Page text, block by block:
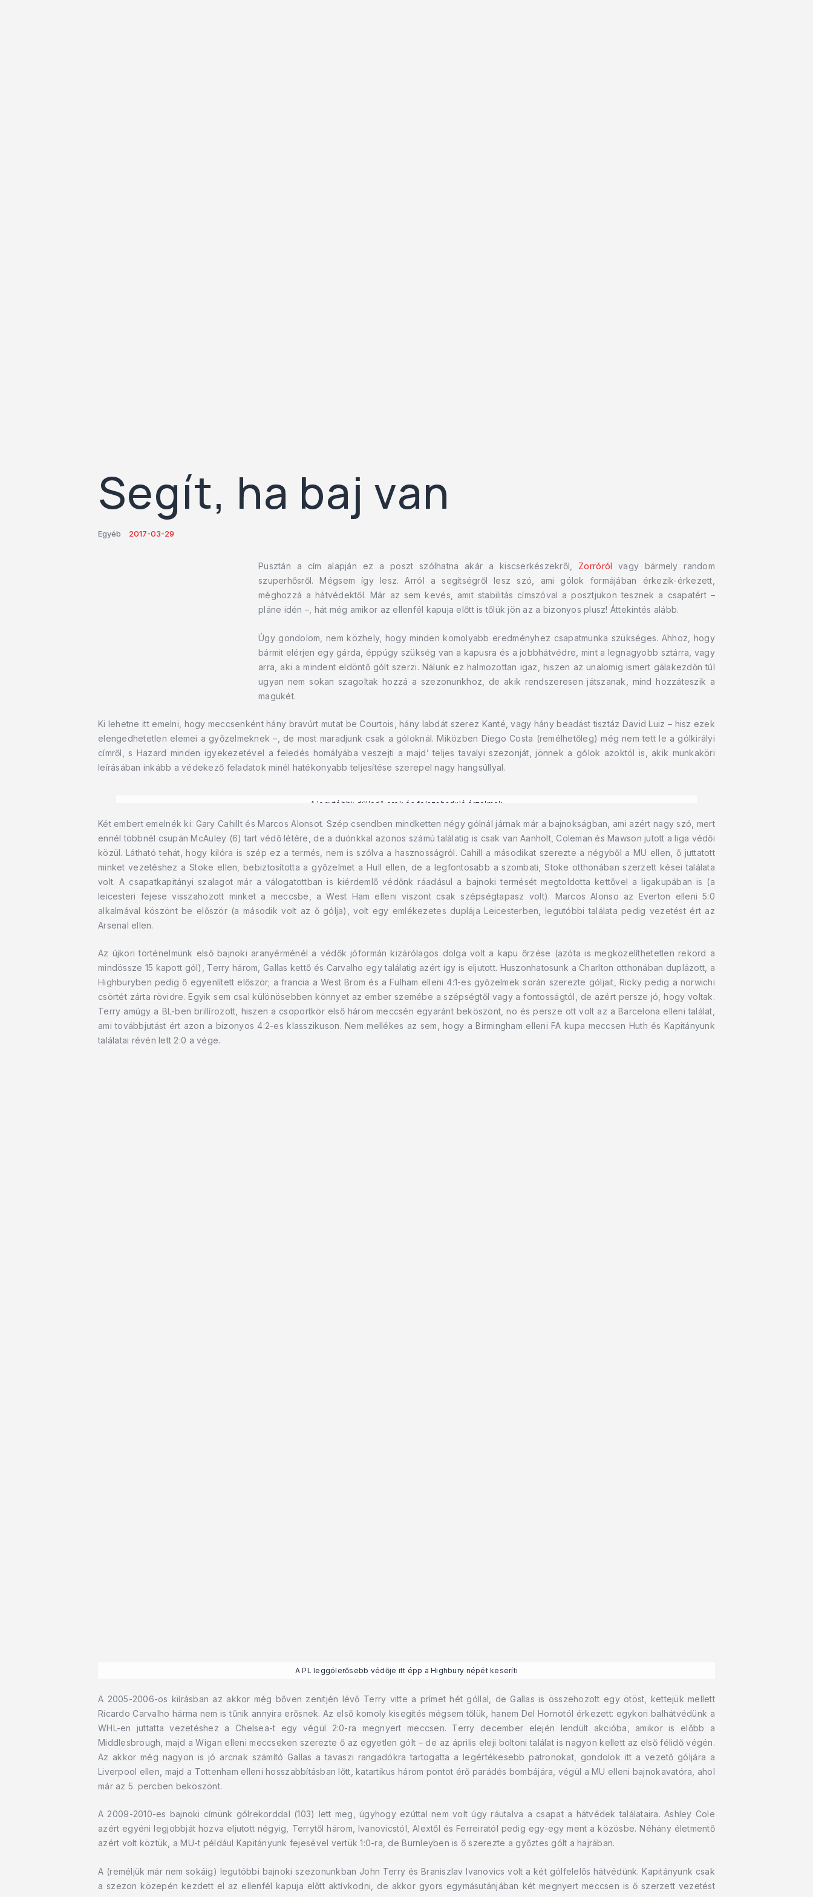
Segít, ha baj van
Egyéb 2017-03-29
Pusztán a cím alapján ez a poszt szólhatna akár a kiscserkészekről, Zorróról vagy bármely random
szuperhősről. Mégsem így lesz. Arról a segítségről lesz szó, ami gólok formájában érkezik-érkezett,
méghozzá a hátvédektől. Már az sem kevés, amit stabilitás címszóval a posztjukon tesznek a csapatért –
pláne idén –, hát még amikor az ellenfél kapuja előtt is tőlük jön az a bizonyos plusz! Áttekintés alább.
Úgy gondolom, nem közhely, hogy minden komolyabb eredményhez csapatmunka szükséges. Ahhoz, hogy
bármit elérjen egy gárda, éppúgy szükség van a kapusra és a jobbhátvédre, mint a legnagyobb sztárra, vagy
arra, aki a mindent eldöntő gólt szerzi. Nálunk ez halmozottan igaz, hiszen az unalomig ismert gálakezdőn túl
ugyan nem sokan szagoltak hozzá a szezonunkhoz, de akik rendszeresen játszanak, mind hozzáteszik a
magukét.
Ki lehetne itt emelni, hogy meccsenként hány bravúrt mutat be Courtois, hány labdát szerez Kanté, vagy hány beadást tisztáz David Luiz – hisz ezek
elengedhetetlen elemei a győzelmeknek –, de most maradjunk csak a góloknál. Miközben Diego Costa (remélhetőleg) még nem tett le a gólkirályi
címről, s Hazard minden igyekezetével a feledés homályába veszejti a majd’ teljes tavalyi szezonját, jönnek a gólok azoktól is, akik munkaköri
leírásában inkább a védekező feladatok minél hatékonyabb teljesítése szerepel nagy hangsúllyal.
A legutóbbi: dülledő erek és felszabaduló érzelmek
Két embert emelnék ki: Gary Cahillt és Marcos Alonsot. Szép csendben mindketten négy gólnál járnak már a bajnokságban, ami azért nagy szó, mert
ennél többnél csupán McAuley (6) tart védő létére, de a duónkkal azonos számú találatig is csak van Aanholt, Coleman és Mawson jutott a liga védői
közül. Látható tehát, hogy kilóra is szép ez a termés, nem is szólva a hasznosságról. Cahill a másodikat szerezte a négyből a MU ellen, ő juttatott
minket vezetéshez a Stoke ellen, bebiztosította a győzelmet a Hull ellen, de a legfontosabb a szombati, Stoke otthonában szerzett kései találata
volt. A csapatkapitányi szalagot már a válogatottban is kiérdemlő védőnk ráadásul a bajnoki termését megtoldotta kettővel a ligakupában is (a
leicesteri fejese visszahozott minket a meccsbe, a West Ham elleni viszont csak szépségtapasz volt). Marcos Alonso az Everton elleni 5:0
alkalmával köszönt be először (a második volt az ő gólja), volt egy emlékezetes duplája Leicesterben, legutóbbi találata pedig vezetést ért az
Arsenal ellen.
Az újkori történelmünk első bajnoki aranyérménél a védők jóformán kizárólagos dolga volt a kapu őrzése (azóta is megközelíthetetlen rekord a
mindössze 15 kapott gól), Terry három, Gallas kettő és Carvalho egy találatig azért így is eljutott. Huszonhatosunk a Charlton otthonában duplázott, a
Highburyben pedig ő egyenlített először; a francia a West Brom és a Fulham elleni 4:1-es győzelmek során szerezte góljait, Ricky pedig a norwichi
csörtét zárta rövidre. Egyik sem csal különösebben könnyet az ember szemébe a szépségtől vagy a fontosságtól, de azért persze jó, hogy voltak.
Terry amúgy a BL-ben brillírozott, hiszen a csoportkör első három meccsén egyaránt beköszönt, no és persze ott volt az a Barcelona elleni találat,
ami továbbjutást ért azon a bizonyos 4:2-es klasszikuson. Nem mellékes az sem, hogy a Birmingham elleni FA kupa meccsen Huth és Kapitányunk
találatai révén lett 2:0 a vége.
A PL leggólerősebb védője itt épp a Highbury népét keseríti
A 2005-2006-os kiírásban az akkor még bőven zenitjén lévő Terry vitte a prímet hét góllal, de Gallas is összehozott egy ötöst, kettejük mellett
Ricardo Carvalho hárma nem is tűnik annyira erősnek. Az első komoly kisegítés mégsem tőlük, hanem Del Hornotól érkezett: egykori balhátvédünk a
WHL-en juttatta vezetéshez a Chelsea-t egy végül 2:0-ra megnyert meccsen. Terry december elején lendült akcióba, amikor is előbb a
Middlesbrough, majd a Wigan elleni meccseken szerezte ő az egyetlen gólt – de az április eleji boltoni találat is nagyon kellett az első félidő végén.
Az akkor még nagyon is jó arcnak számító Gallas a tavaszi rangadókra tartogatta a legértékesebb patronokat, gondolok itt a vezető góljára a
Liverpool ellen, majd a Tottenham elleni hosszabbításban lőtt, katartikus három pontot érő parádés bombájára, végül a MU elleni bajnokavatóra, ahol
már az 5. percben beköszönt.
A 2009-2010-es bajnoki címünk gólrekorddal (103) lett meg, úgyhogy ezúttal nem volt úgy ráutalva a csapat a hátvédek találataira. Ashley Cole
azért egyéni legjobbját hozva eljutott négyig, Terrytől három, Ivanovicstól, Alextől és Ferreiratól pedig egy-egy ment a közösbe. Néhány életmentő
azért volt köztük, a MU-t például Kapitányunk fejesével vertük 1:0-ra, de Burnleyben is ő szerezte a győztes gólt a hajrában.
A (reméljük már nem sokáig) legutóbbi bajnoki szezonunkban John Terry és Braniszlav Ivanovics volt a két gólfelelős hátvédünk. Kapitányunk csak
a szezon közepén kezdett el az ellenfél kapuja előtt aktívkodni, de akkor gyors egymásutánjában két megnyert meccsen is ő szerzett vezetést